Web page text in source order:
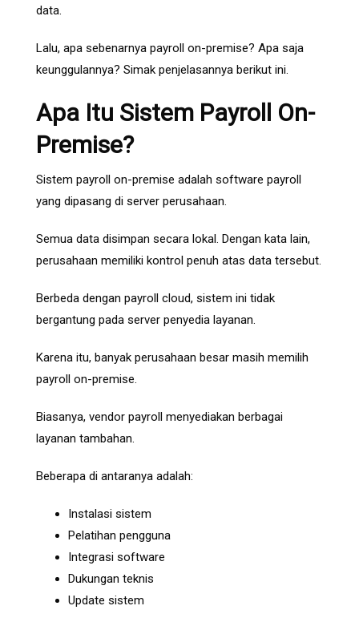
data.
Lalu, apa sebenarnya payroll on-premise? Apa saja
keunggulannya? Simak penjelasannya berikut ini.
Apa Itu Sistem Payroll On-
Premise?
Sistem payroll on-premise adalah software payroll
yang dipasang di server perusahaan.
Semua data disimpan secara lokal. Dengan kata lain,
perusahaan memiliki kontrol penuh atas data tersebut.
Berbeda dengan payroll cloud, sistem ini tidak
bergantung pada server penyedia layanan.
Karena itu, banyak perusahaan besar masih memilih
payroll on-premise.
Biasanya, vendor payroll menyediakan berbagai
layanan tambahan.
Beberapa di antaranya adalah:
Instalasi sistem
Pelatihan pengguna
Integrasi software
Dukungan teknis
Update sistem